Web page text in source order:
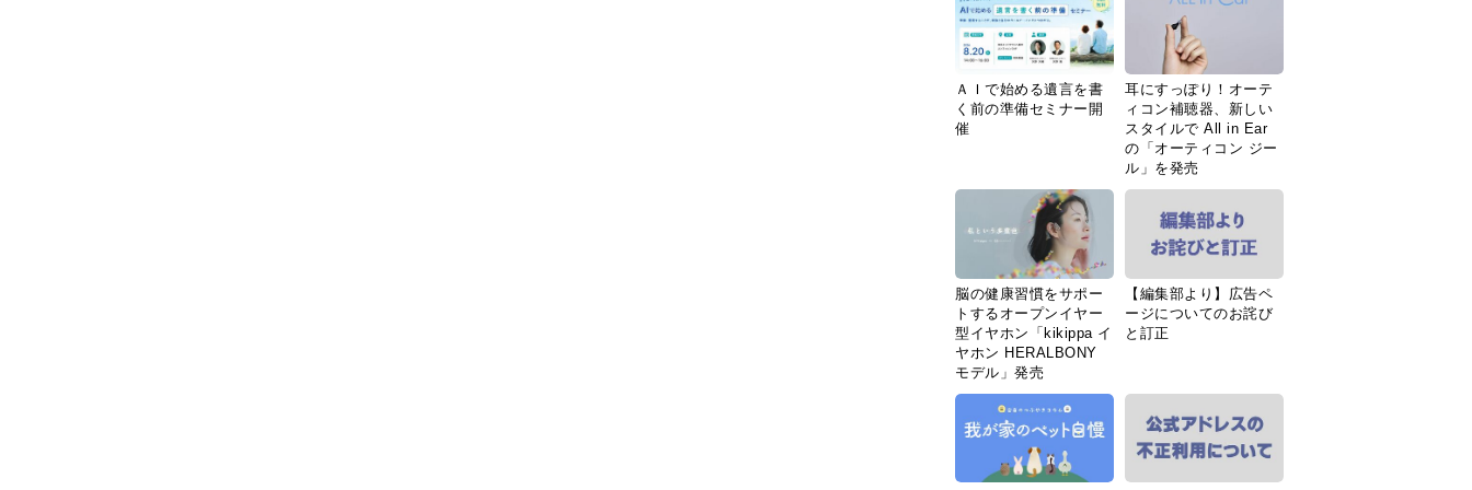
ＡＩで始める遺言を書
く前の準備セミナー開
催
耳にすっぽり！オーテ
ィコン補聴器、新しい
スタイルで All in Ear
の「オーティコン ジー
ル」を発売
脳の健康習慣をサポー
トするオープンイヤー
型イヤホン「kikippa イ
ヤホン HERALBONY
モデル」発売
【編集部より】広告ペ
ージについてのお詫び
と訂正